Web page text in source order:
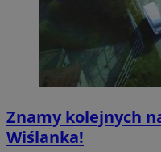
Znamy kolejnych
Wiślanka!